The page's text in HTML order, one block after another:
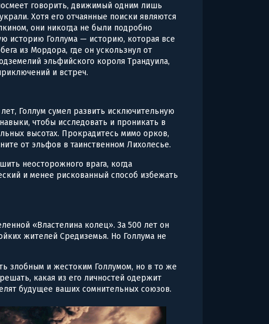
говорить, движимый одним лишь
Хотя его отчаянные поиски являются
они никогда не были подробно
историю Голлума — историю, которая все
из Мордора, где он ускользнул от
эльфийского короля Трандуила,
и встреч.
Голлум сумел развить исключительную
чтобы исследовать и проникать в
высотах. Прокрадитесь мимо орков,
от эльфов в таинственном Лихолесье.
неосторожного врага, когда
и менее рискованный способ избежать
«Властелина колец». За 500 лет он
жителей Средиземья. Но Голлума не
злобным и жестоким Голлумом, но в то же
какая из его личностей одержит
будущее ваших сомнительных союзов.